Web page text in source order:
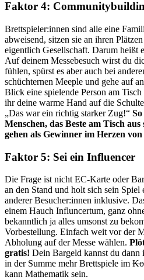
Faktor 4:
Brettspieler:innen sind alle eine
abweisend, sitzen sie an ihren
eigentlich Gesellschaft. Darum heißt
Auf deinem Messebesuch wirst du
fühlen, spürst es aber auch bei
schüchternen Meeple und gehe auf
Blick eine spielende Person am
ihr deine warme Hand auf die
„Das war ein richtig starker Zug!“
Menschen, das Beste am Tisch
gehen als Gewinner im Herzen von
Faktor 5: Sei ein Influencer
Die Frage ist nicht EC-Karte oder
an den Stand und holt sich sein
anderer Besucher:innen inklusive.
einem Hauch Influncertum, ganz
bekanntlich ja alles umsonst zu
Vorbestellung. Einfach weit vor der
Abholung auf der Messe wählen.
gratis! Dein Bargeld kannst du dann
in der Summe mehr Brettspiele im
kann Mathematik sein.